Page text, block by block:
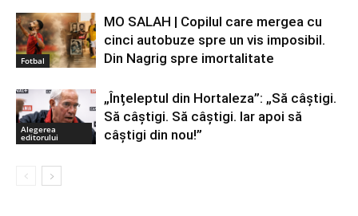
Fotbal
MO SALAH | Copilul care mergea cu
cinci autobuze spre un vis imposibil.
Din Nagrig spre imortalitate
Alegerea
editorului
„Înțeleptul din Hortaleza”: „Să câștigi.
Să câștigi. Să câștigi. Iar apoi să
câștigi din nou!”